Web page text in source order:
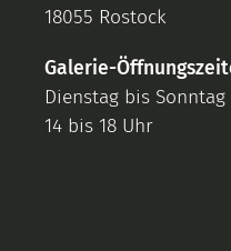
18055 Rostock
Galerie-
Dienstag bis Sonntag
14 bis 18 Uhr